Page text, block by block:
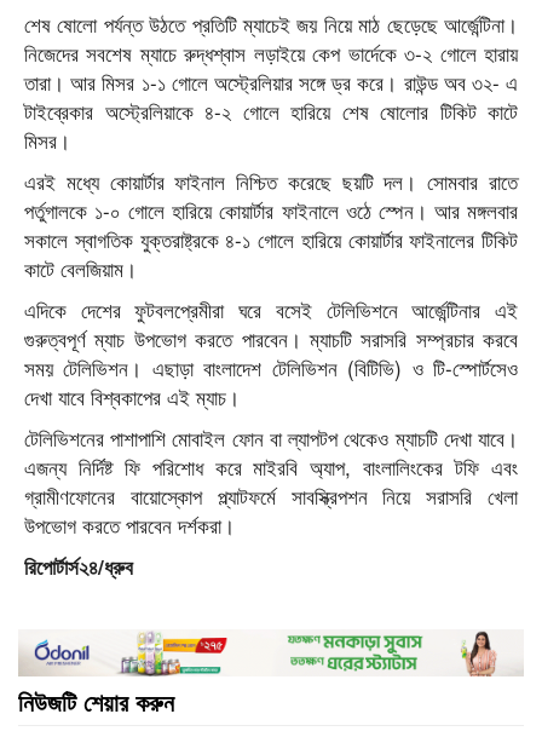
শেষ ষোলো পর্যন্ত উঠতে প্রতিটি ম্যাচেই জয় নিয়ে মাঠ ছেড়েছে আর্জেন্টিনা।
নিজেদের সবশেষ ম্যাচে রুদ্ধশ্বাস লড়াইয়ে কেপ ভার্দেকে ৩-২ গোলে হারায়
তারা। আর মিসর ১-১ গোলে অস্ট্রেলিয়ার সঙ্গে ড্র করে। রাউন্ড অব ৩২- এ
টাইব্রেকার অস্ট্রেলিয়াকে ৪-২ গোলে হারিয়ে শেষ ষোলোর টিকিট কাটে
মিসর।
এরই মধ্যে কোয়ার্টার ফাইনাল নিশ্চিত করেছে ছয়টি দল। সোমবার রাতে
পর্তুগালকে ১-০ গোলে হারিয়ে কোয়ার্টার ফাইনালে ওঠে স্পেন। আর মঙ্গলবার
সকালে স্বাগতিক যুক্তরাষ্ট্রকে ৪-১ গোলে হারিয়ে কোয়ার্টার ফাইনালের টিকিট
কাটে বেলজিয়াম।
এদিকে দেশের ফুটবলপ্রেমীরা ঘরে বসেই টেলিভিশনে আর্জেন্টিনার এই
গুরুত্বপূর্ণ ম্যাচ উপভোগ করতে পারবেন। ম্যাচটি সরাসরি সম্প্রচার করবে
সময় টেলিভিশন। এছাড়া বাংলাদেশ টেলিভিশন (বিটিভি) ও টি-স্পোর্টসেও
দেখা যাবে বিশ্বকাপের এই ম্যাচ।
টেলিভিশনের পাশাপাশি মোবাইল ফোন বা ল্যাপটপ থেকেও ম্যাচটি দেখা যাবে।
এজন্য নির্দিষ্ট ফি পরিশোধ করে মাইরবি অ্যাপ, বাংলালিংকের টফি এবং
গ্রামীণফোনের বায়োস্কোপ প্ল্যাটফর্মে সাবস্ক্রিপশন নিয়ে সরাসরি খেলা
উপভোগ করতে পারবেন দর্শকরা।
রিপোর্টার্স২৪/ধ্রুব
নিউজটি শেয়ার করুন